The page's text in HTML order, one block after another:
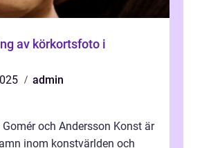
av körkortsfoto i
admin
och Andersson Konst är
inom konstvärlden och